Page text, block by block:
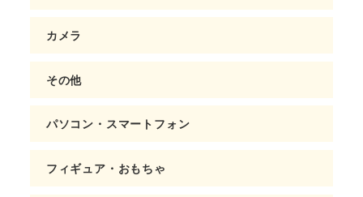
カメラ
その他
パソコン・スマートフォン
フィギュア・おもちゃ